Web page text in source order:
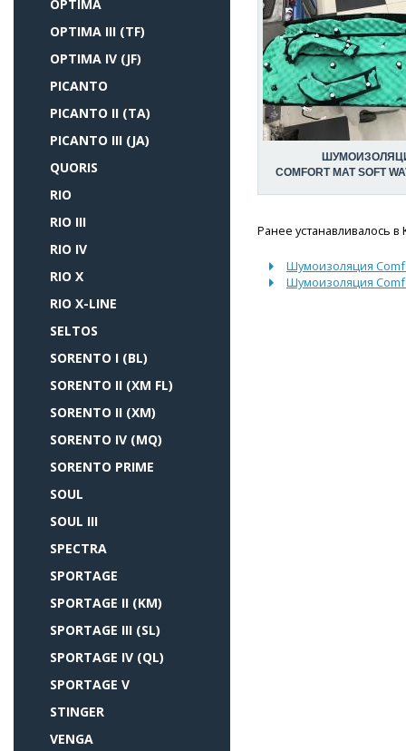
OPTIMA
OPTIMA III (TF)
OPTIMA IV (JF)
PICANTO
PICANTO II (TA)
PICANTO III (JA)
QUORIS
RIO
RIO III
RIO IV
RIO X
RIO X-LINE
SELTOS
SORENTO I (BL)
SORENTO II (XM FL)
SORENTO II (XM)
SORENTO IV (MQ)
SORENTO PRIME
SOUL
SOUL III
SPECTRA
SPORTAGE
SPORTAGE II (KM)
SPORTAGE III (SL)
SPORTAGE IV (QL)
SPORTAGE V
STINGER
VENGA
COMFORT MAT SOFT
Ранее устанавливалось в
Шумоизоляция
Шумоизоляция